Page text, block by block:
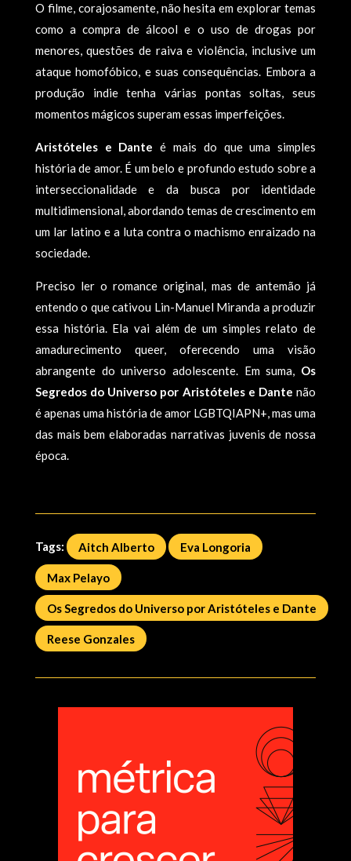
O filme, corajosamente, não hesita em explorar temas
como a compra de álcool e o uso de drogas por
menores, questões de raiva e violência, inclusive um
ataque homofóbico, e suas consequências. Embora a
produção indie tenha várias pontas soltas, seus
momentos mágicos superam essas imperfeições.
Aristóteles e Dante é mais do que uma simples
história de amor. É um belo e profundo estudo sobre a
interseccionalidade e da busca por identidade
multidimensional, abordando temas de crescimento em
um lar latino e a luta contra o machismo enraizado na
sociedade.
Preciso ler o romance original, mas de antemão já
entendo o que cativou Lin-Manuel Miranda a produzir
essa história. Ela vai além de um simples relato de
amadurecimento queer, oferecendo uma visão
abrangente do universo adolescente. Em suma, Os
Segredos do Universo por Aristóteles e Dante não
é apenas uma história de amor LGBTQIAPN+, mas uma
das mais bem elaboradas narrativas juvenis de nossa
época.
Tags: Aitch Alberto Eva Longoria
Max Pelayo
Os Segredos do Universo por Aristóteles e Dante
Reese Gonzales